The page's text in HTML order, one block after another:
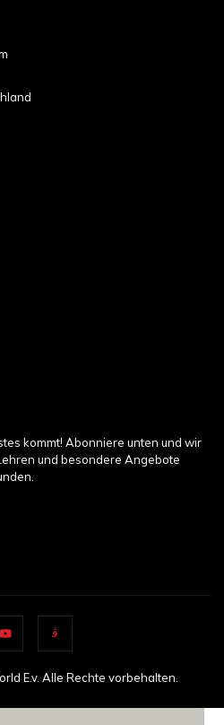
kommt! Abonniere unten und wir
und besondere Angebote
E.v. Alle Rechte vorbehalten.